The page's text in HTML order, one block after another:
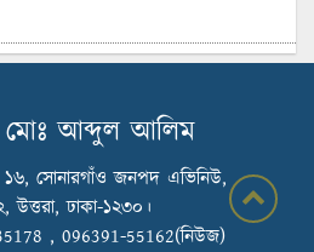
দেয়াল ভাঙার সুযোগ: মার্কিন বাজারে
Excellence: Texstream
Ltd. Rewards Best Workers–
আব্দুল আলিম
সোনারগাঁও জনপদ এভিনিউ,
উত্তরা, ঢাকা-১২৩০।
, 096391-55162(নিউজ)